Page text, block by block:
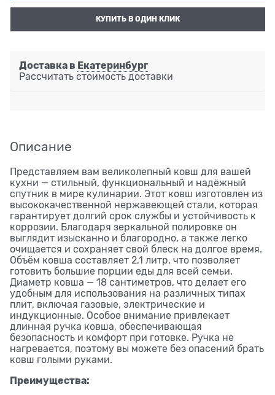
КУПИТЬ В ОДИН КЛИК
Доставка в Екатеринбург
Рассчитать стоимость доставки
Описание
Представляем вам великолепный ковш для вашей
кухни — стильный, функциональный и надёжный
спутник в мире кулинарии. Этот ковш изготовлен из
высококачественной нержавеющей стали, которая
гарантирует долгий срок службы и устойчивость к
коррозии. Благодаря зеркальной полировке он
выглядит изысканно и благородно, а также легко
очищается и сохраняет свой блеск на долгое время.
Объём ковша составляет 2,1 литр, что позволяет
готовить большие порции еды для всей семьи.
Диаметр ковша — 18 сантиметров, что делает его
удобным для использования на различных типах
плит, включая газовые, электрические и
индукционные. Особое внимание привлекает
длинная ручка ковша, обеспечивающая
безопасность и комфорт при готовке. Ручка не
нагревается, поэтому вы можете без опасений брать
ковш голыми руками.
Преимущества: